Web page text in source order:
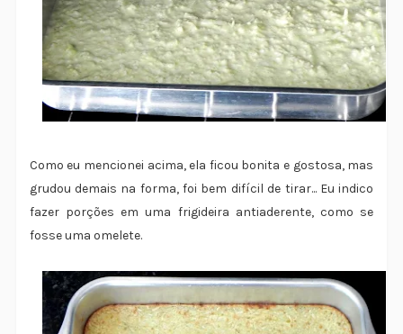
Como eu mencionei acima, ela ficou bonita e gostosa, mas
grudou demais na forma, foi bem difícil de tirar... Eu indico
fazer porções em uma frigideira antiaderente, como se
fosse uma omelete.